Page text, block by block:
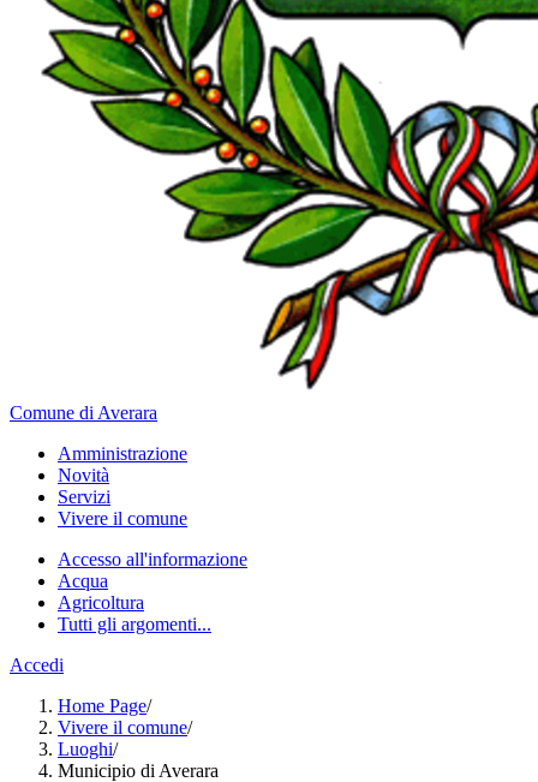
Comune di Averara
Amministrazione
Novità
Servizi
Vivere il comune
Accesso all'informazione
Acqua
Agricoltura
Tutti gli argomenti...
Accedi
Home Page/
Vivere il comune/
Luoghi/
Municipio di Averara